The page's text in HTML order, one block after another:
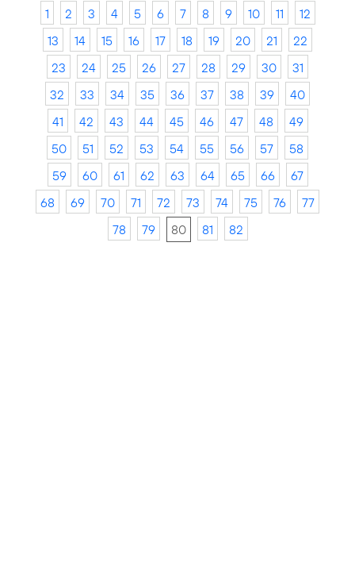
1 2 3 4 5 6 7 8 9 10 11
12
13
14 15 16 17 18 19 20 21
22
23
24 25 26 27 28 29 30
31
32
33 34 35 36 37 38 39
40
41
42 43 44 45 46 47 48
49
50
51 52 53 54 55 56 57
58
59
60 61 62 63 64 65 66
67
68
69 70 71 72 73 74 75 76
77
78
79 80 81 82